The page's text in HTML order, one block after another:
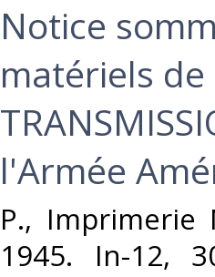
‎Notice
matériels de
l'Armée
‎P., Imprimerie
1945. In-12,